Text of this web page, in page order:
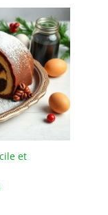
de 3
table en
de
des
et